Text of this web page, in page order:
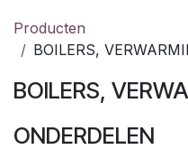
Producten
BOILERS,
BOILERS,
ONDERDELEN